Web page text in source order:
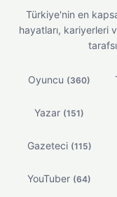
Türkiye'nin en
hayatları, kariyerleri
Oyuncu (360)
Yazar (151)
Gazeteci (115)
YouTuber (64)